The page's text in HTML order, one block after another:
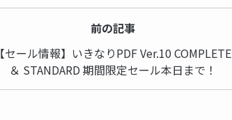
前の記事
【セール情報】いきなりPDF Ver.10 COMPLETE
＆ STANDARD 期間限定セール本日まで！